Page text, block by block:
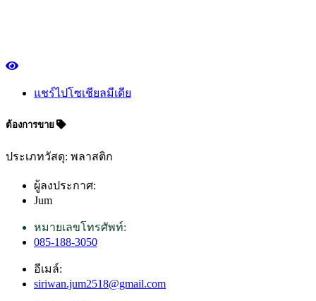
แชร์ไปโซเชียลมีเดีย
ต้องการขาย
ประเภทวัสดุ: พลาสติก
ผู้ลงประกาศ:
Jum
หมายเลขโทรศัพท์:
085-188-3050
อีเมล์:
siriwan.jum2518@gmail.com